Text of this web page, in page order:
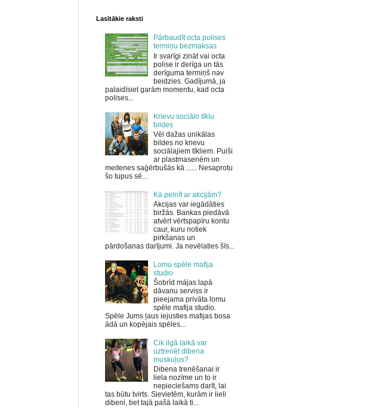
Lasītākie raksti
Pārbaudīt octa polises
termiņu bezmaksas
Ir svarīgi zināt vai octa
polise ir derīga un tās
derīguma termiņš nav
beidzies. Gadījumā, ja
palaidīsiet garām momentu, kad octa
polises...
Krievu sociālo tīklu
bildes
Vēl dažas unikālas
bildes no krievu
sociālajiem tīkliem. Puiši
ar plastmasenēm un
meitenes saģērbušās kā ...... Nesaprotu
šo tupus sē...
Kā pelnīt ar akcijām?
Akcijas var iegādāties
biržās. Bankas piedāvā
atvērt vērtspapīru kontu
caur, kuru notiek
pirkšanas un
pārdošanas darījumi. Ja nevēlaties šīs...
Lomu spēle mafija
studio
Šobrīd mājas lapā
dāvanu serviss ir
pieejama privāta lomu
spēle mafija studio.
Spēle Jums ļaus iejusties mafijas bosa
ādā un kopējais spēles...
Cik ilgā laikā var
uztrenēt dibena
muskuļus?
Dibena trenēšanai ir
liela nozīme un to ir
nepieciešams darīt, lai
tas būtu tvirts. Sievietēm, kurām ir lieli
dibeni, bet tajā pašā laikā ti...